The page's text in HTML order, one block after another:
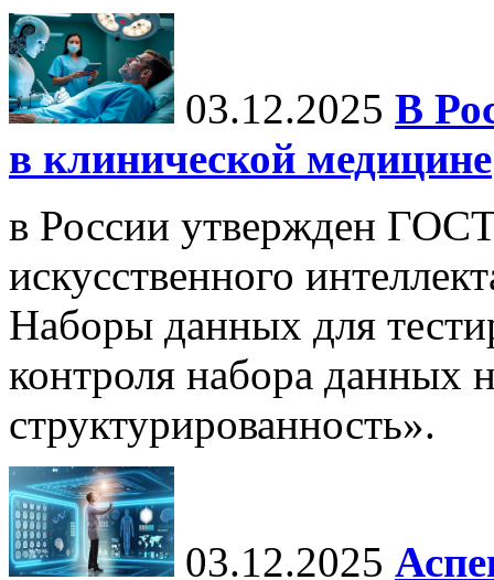
03.12.2025 В
в клинической медицине
в России утвержден
искусственного
Наборы данных для
контроля набора данных
структурированность».
03.12.2025